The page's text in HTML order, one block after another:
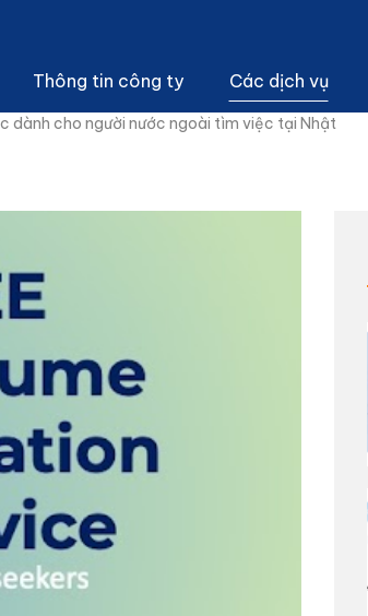
Thông tin công ty Các dịch vụ
dành cho người nước ngoài tìm việc tại Nhật